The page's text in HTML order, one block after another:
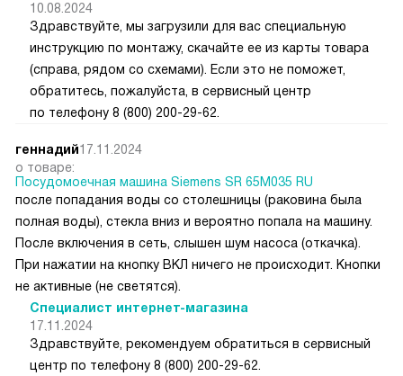
10.08.2024
Здравствуйте, мы загрузили для вас специальную
инструкцию по монтажу, скачайте ее из карты товара
(справа, рядом со схемами). Если это не поможет,
обратитесь, пожалуйста, в сервисный центр
по телефону 8 (800) 200-29-62.
геннадий17.11.2024
о товаре:
Посудомоечная машина Siemens SR 65M035 RU
после попадания воды со столешницы (раковина была
полная воды), стекла вниз и вероятно попала на машину.
После включения в сеть, слышен шум насоса (откачка).
При нажатии на кнопку ВКЛ ничего не происходит. Кнопки
не активные (не светятся).
Специалист интернет-магазина
17.11.2024
Здравствуйте, рекомендуем обратиться в сервисный
центр по телефону 8 (800) 200-29-62.